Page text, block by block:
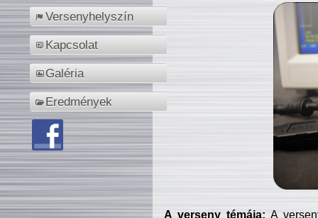
Versenyhelyszín
Kapcsolat
Galéria
Eredmények
A verseny témája: A